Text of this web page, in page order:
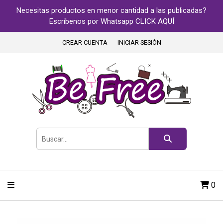
Necesitas productos en menor cantidad a las publicadas?
Escríbenos por Whatsapp CLICK AQUÍ
CREAR CUENTA INICIAR SESIÓN
0